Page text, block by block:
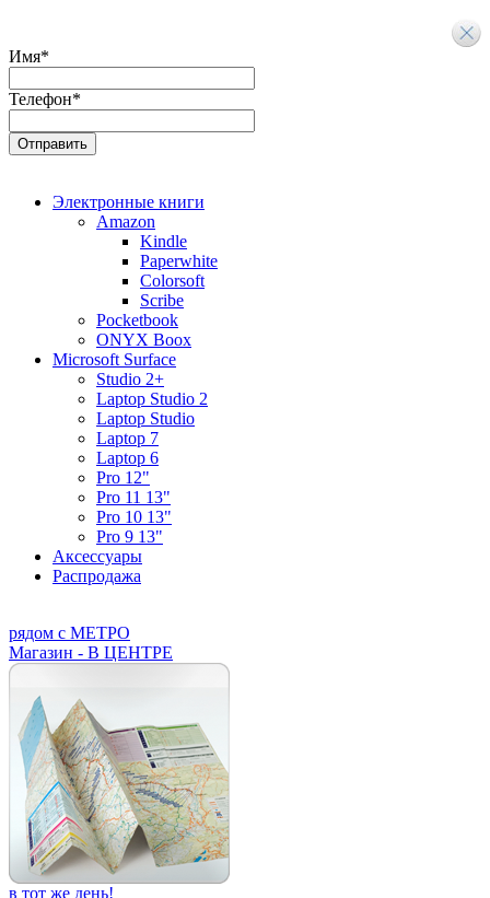
Имя*
Телефон*
Электронные книги
Amazon
Kindle
Paperwhite
Colorsoft
Scribe
Pocketbook
ONYX Boox
Microsoft Surface
Studio 2+
Laptop Studio 2
Laptop Studio
Laptop 7
Laptop 6
Pro 12"
Pro 11 13"
Pro 10 13"
Pro 9 13"
Аксессуары
Распродажа
рядом с МЕТРО
Магазин - В ЦЕНТРЕ
в тот же день!